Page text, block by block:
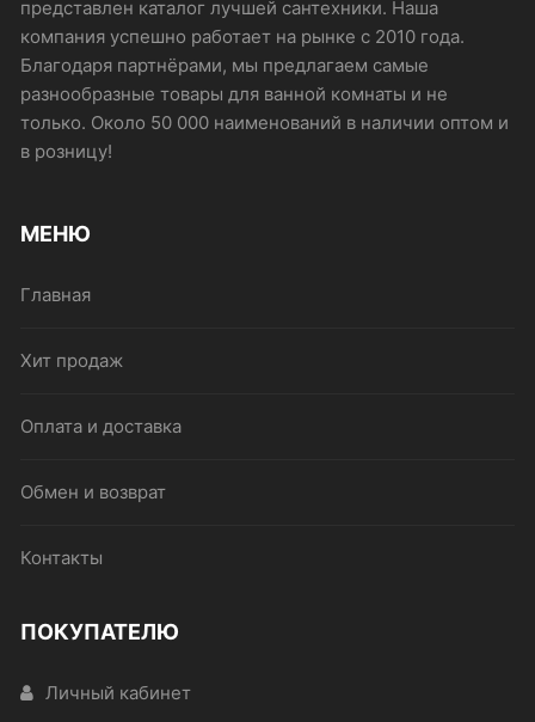
представлен каталог лучшей сантехники. Наша
компания успешно работает на рынке с 2010 года.
Благодаря партнёрами, мы предлагаем самые
разнообразные товары для ванной комнаты и не
только. Около 50 000 наименований в наличии оптом и
в розницу!
МЕНЮ
Главная
Хит продаж
Оплата и доставка
Обмен и возврат
Контакты
ПОКУПАТЕЛЮ
Личный кабинет